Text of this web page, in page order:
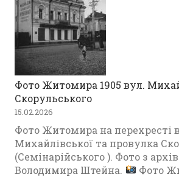
Фото Житомира 1905 вул.
Скорульського
15.02.2026
Фото Житомира на перехресті
Михайлівської та провулка
(Семінарійського ). Фото з
Володимира Штейна.
Фото